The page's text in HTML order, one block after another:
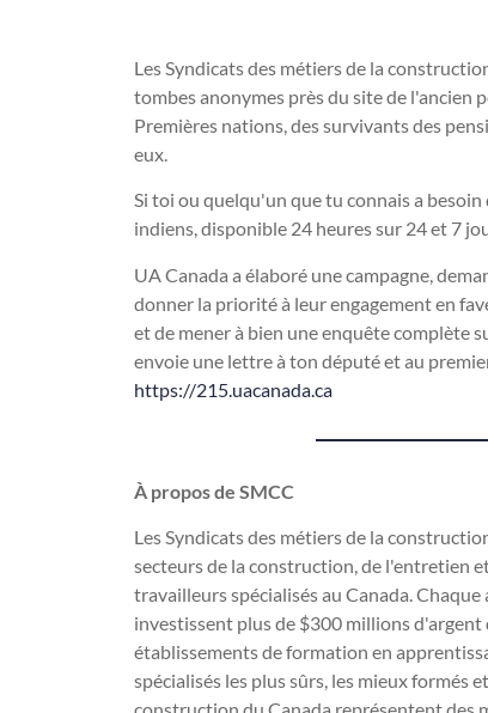
Les Syndicats des métiers de la
tombes anonymes près du site de l'ancien
Premières nations, des survivants des
eux.
Si toi ou quelqu'un que tu connais a
indiens, disponible 24 heures sur 24 et 7
UA Canada a élaboré une campagne,
donner la priorité à leur engagement en
et de mener à bien une enquête complète
envoie une lettre à ton député et au
https://215.uacanada.ca
À propos de SMCC
Les Syndicats des métiers de la
secteurs de la construction, de l'entretien
travailleurs spécialisés au Canada.
investissent plus de $300 millions
établissements de formation en
spécialisés les plus sûrs, les mieux formés